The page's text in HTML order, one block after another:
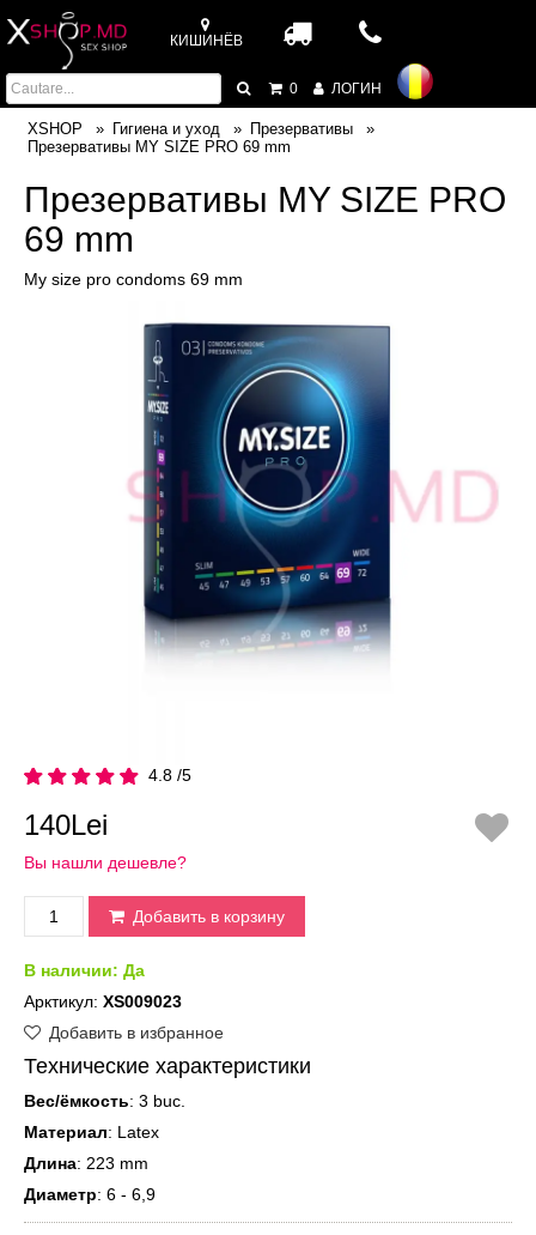
КИШИНЁВ
0 ЛОГИН
XSHOP Гигиена и уход
Презервативы
Презервативы MY SIZE PRO 69 mm
Презервативы MY SIZE PRO
69 mm
My size pro condoms 69 mm
4.8 /5
140Lei
Вы нашли дешевле?
Добавить в корзину
В наличии: Да
Арктикул: XS009023
Добавить в избранное
Технические характеристики
Вес/ёмкость: 3 buc.
Материал: Latex
Длина: 223 mm
Диаметр: 6 - 6,9